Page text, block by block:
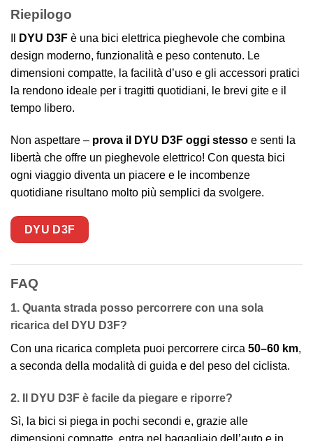
Riepilogo
DYU D3F è una bici elettrica pieghevole che combina
design moderno, funzionalità e peso contenuto. Le
dimensioni compatte, la facilità d’uso e gli accessori pratici
la rendono ideale per i tragitti quotidiani, le brevi gite e il
tempo libero.
Non aspettare – prova il DYU D3F oggi stesso e senti la
libertà che offre un pieghevole elettrico! Con questa bici
ogni viaggio diventa un piacere e le incombenze
quotidiane risultano molto più semplici da svolgere.
DYU D3F
FAQ
1. Quanta strada posso percorrere con una sola
ricarica del DYU D3F?
Con una ricarica completa puoi percorrere circa 50–60 km,
a seconda della modalità di guida e del peso del ciclista.
2. Il DYU D3F è facile da piegare e riporre?
Sì, la bici si piega in pochi secondi e, grazie alle
dimensioni compatte, entra nel bagagliaio dell’auto e in